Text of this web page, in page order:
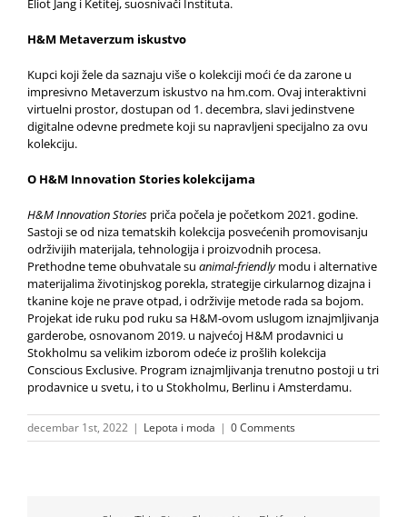
Eliot Jang i Ketitej, suosnivači Instituta.
H&M Metaverzum iskustvo
Kupci koji žele da saznaju više o kolekciji moći će da zarone u
impresivno Metaverzum iskustvo na hm.com. Ovaj interaktivni
virtuelni prostor, dostupan od 1. decembra, slavi jedinstvene
digitalne odevne predmete koji su napravljeni specijalno za ovu
kolekciju.
O H&M Innovation Stories kolekcijama
H&M Innovation Stories priča počela je početkom 2021. godine.
Sastoji se od niza tematskih kolekcija posvećenih promovisanju
održivijih materijala, tehnologija i proizvodnih procesa.
Prethodne teme obuhvatale su animal-friendlymodu i alternative
materijalima životinjskog porekla, strategije cirkularnog dizajna i
tkanine koje ne prave otpad, i održivije metode rada sa bojom.
Projekat ide ruku pod ruku sa H&M-ovom uslugom iznajmljivanja
garderobe, osnovanom 2019. u najvećoj H&M prodavnici u
Stokholmu sa velikim izborom odeće iz prošlih kolekcija
Conscious Exclusive. Program iznajmljivanja trenutno postoji u tri
prodavnice u svetu, i to u Stokholmu, Berlinu i Amsterdamu.
decembar 1st, 2022 | Lepota i moda | 0 Comments